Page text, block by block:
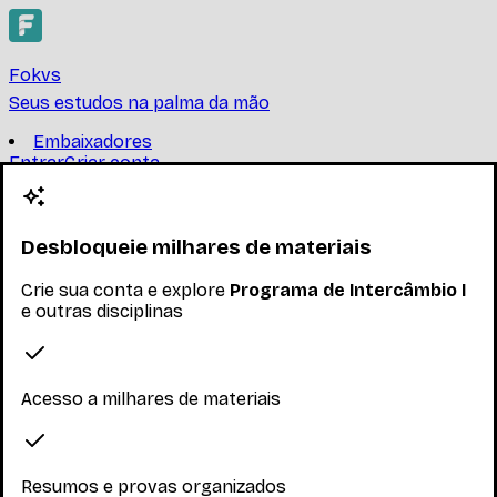
Fokvs
Seus estudos na palma da mão
Embaixadores
EntrarCriar conta
Criar conta
Programa de Intercâmbio I
UNIVERSIDADE FEDERAL DE SANTA CATARINA
Ler mais
Nenhum inscrito ainda
Materiais
Explore os materiais disponíveis
Desbloqueie milhares de materiais
Crie sua conta e explore Programa de Intercâmbio I
e outras disciplinas
Acesso a milhares de materiais
Resumos e provas organizados